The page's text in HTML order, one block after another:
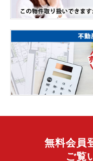
無料会員
ご覧